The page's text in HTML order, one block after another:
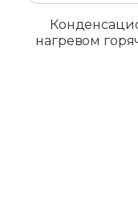
нагревом